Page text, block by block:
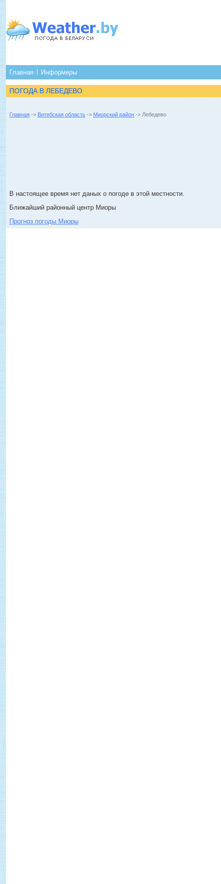
Главная Информеры
ПОГОДА В ЛЕБЕДЕВО
Главная -> Витебская область -> Миорский район -> Лебедево
В настоящее время нет даных о погоде в этой местности.
Ближайший районный центр Миоры
Прогноз погоды Миоры